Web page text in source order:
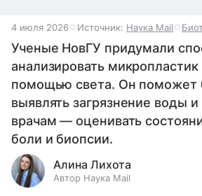
4 июля 2026 Источник: Наука Mail
Ученые НовГУ придумали
анализировать
помощью света. Он поможет
выявлять загрязнение воды и
врачам — оценивать
боли и биопсии.
Алина Лихота
Автор Наука Mail